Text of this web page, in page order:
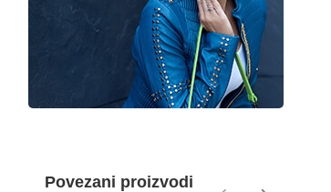
Povezani proizvodi